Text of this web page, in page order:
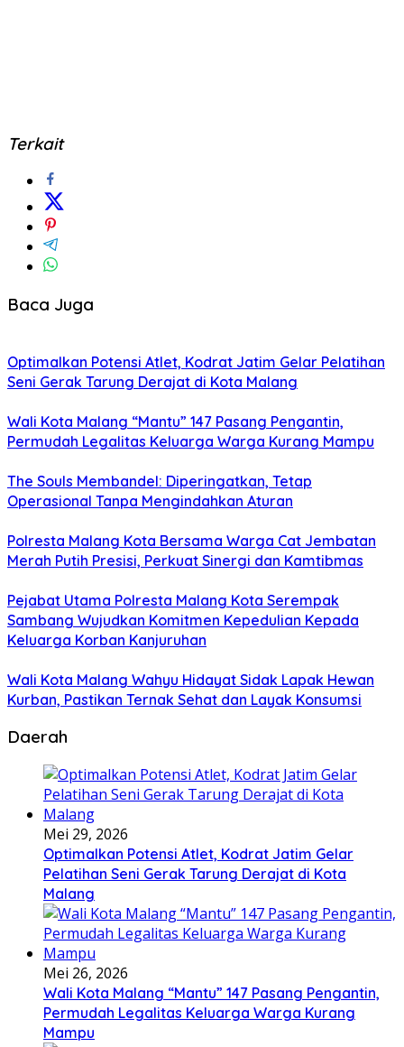
Terkait
Baca Juga
Optimalkan Potensi Atlet, Kodrat Jatim Gelar Pelatihan
Seni Gerak Tarung Derajat di Kota Malang
Wali Kota Malang “Mantu” 147 Pasang Pengantin,
Permudah Legalitas Keluarga Warga Kurang Mampu
The Souls Membandel: Diperingatkan, Tetap
Operasional Tanpa Mengindahkan Aturan
Polresta Malang Kota Bersama Warga Cat Jembatan
Merah Putih Presisi, Perkuat Sinergi dan Kamtibmas
Pejabat Utama Polresta Malang Kota Serempak
Sambang Wujudkan Komitmen Kepedulian Kepada
Keluarga Korban Kanjuruhan
Wali Kota Malang Wahyu Hidayat Sidak Lapak Hewan
Kurban, Pastikan Ternak Sehat dan Layak Konsumsi
Daerah
Mei 29, 2026
Optimalkan Potensi Atlet, Kodrat Jatim Gelar
Pelatihan Seni Gerak Tarung Derajat di Kota
Malang
Mei 26, 2026
Wali Kota Malang “Mantu” 147 Pasang Pengantin,
Permudah Legalitas Keluarga Warga Kurang
Mampu